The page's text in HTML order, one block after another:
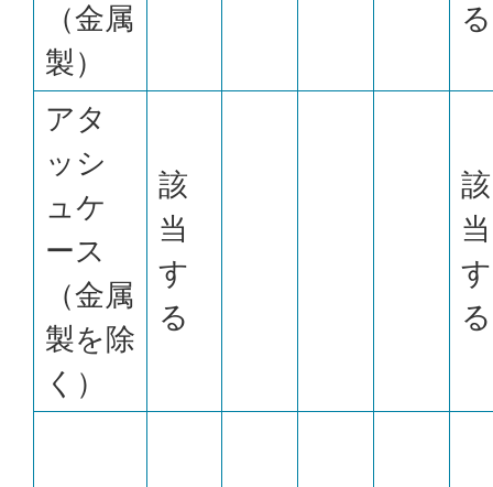
（金属
製）
る
アタ
ッシ
ュケ
ース
（金属
製を除
く）
該
当
す
る
該
当
す
る